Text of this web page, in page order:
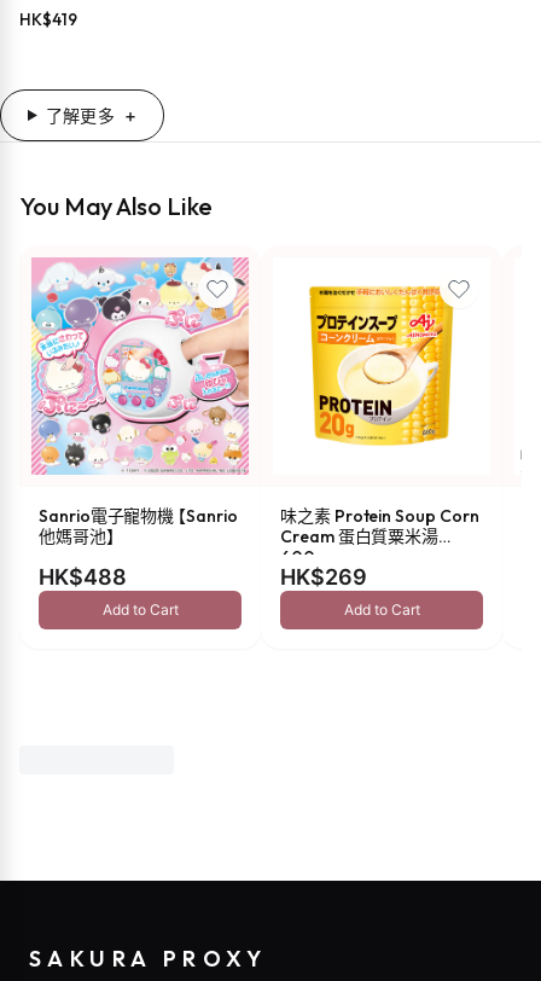
HK$419
了解更多
You May Also Like
Sanrio電子寵物機 【Sanrio
他媽哥池】
HK$488
Add to Cart
味之素 Protein Soup Corn
Cream 蛋白質粟米湯
600g
HK$269
Add to Cart
SAKURA PROXY